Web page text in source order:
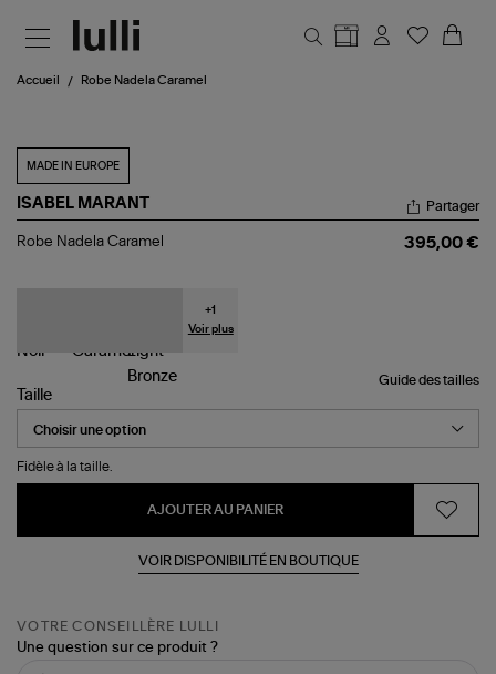
Accueil Robe Nadela Caramel
MADE IN EUROPE
ISABEL MARANT
Robe
Partager
Robe Nadela Caramel 395,00 €
+1
Voir plus
Guide des tailles
Taille
Fidèle à la taille.
AJOUTER AU PANIER
VOIR DISPONIBILITÉ EN BOUTIQUE
VOTRE CONSEILLÈRE LULLI
Une question sur ce produit ?